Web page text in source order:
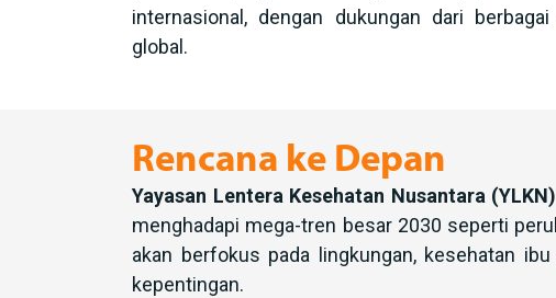
internasional, dengan dukungan dari
global.
Rencana ke Depan
Yayasan Lentera Kesehatan Nusantara (YLKN)
menghadapi mega-tren besar 2030 seperti
akan berfokus pada lingkungan, kesehatan
kepentingan.